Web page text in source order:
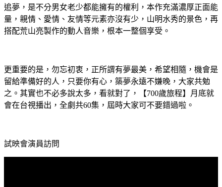
追夢，是不分男女老少都能擁有的權利，本作充滿濃厚正面能
量，親情、愛情、友情等元素亦沒有少，山明水秀的景色，再
搭配荒山亮製作的動人音樂，根本一整個享受。
更重要的是，勿忘初衷，正所謂有夢最美，希望相隨，機會是
留給準備好的人，只要你有心，築夢永遠不嫌晚，大家共勉
之。其實也不必多說太多，看就對了，【700歲旅程】月底就
會在台視播出，全劇共60集，屆時大家可不要錯過啦。
試映會演員訪問